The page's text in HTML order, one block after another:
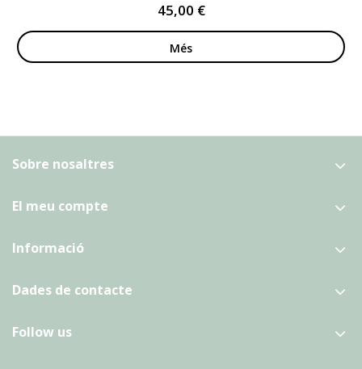
45,00 €
Més
Sobre nosaltres
El meu compte
Informació
Dades de contacte
Follow us